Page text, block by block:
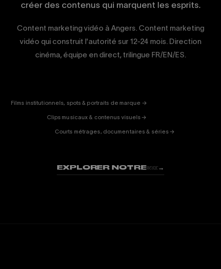
créer des contenus qui marquent les esprits.
Content marketing vidéo à Angers. Content marketing
vidéo qui construit l'autorité sur 12-24 mois. Direction
cinéma, équipe en direct, trilingue FR/EN/ES.
Films institutionnels, spots & portraits de marque →
Clips musicaux & contenus visuels →
FICTION
& DOC
Courts métrages, documentaires & séries →
EXPLORER NOTREWORK→